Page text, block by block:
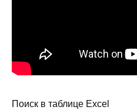
Поиск в таблице Excel